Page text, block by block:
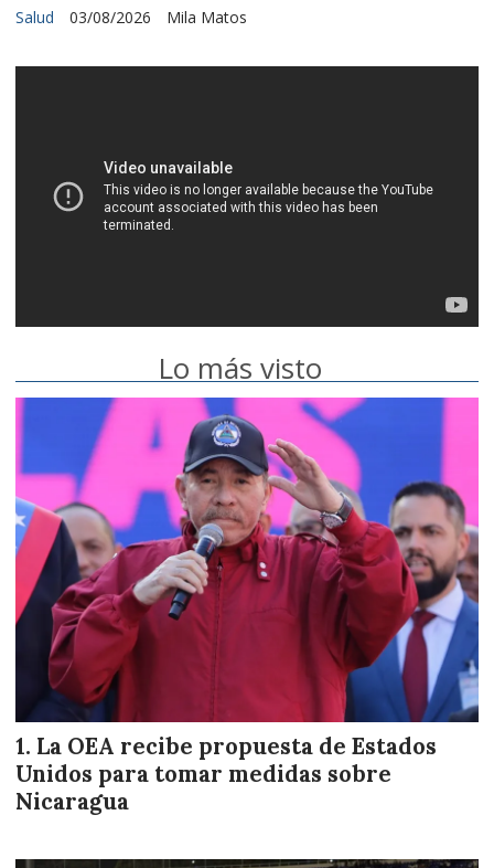
Mila Matos
Salud 03/08/2026
Lo más visto
La OEA recibe propuesta de Estados
Unidos para tomar medidas sobre
Nicaragua